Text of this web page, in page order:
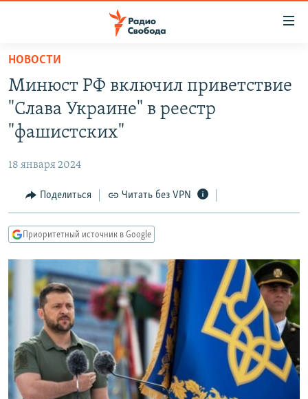
упрощенного
доступа
Вернуться
основному
Вернутся
Вернутся
поиску
ПОДКАСТЫ
АВТОРСКИЕ ПРОЕКТЫ
МНЕНИЯ
КУЛЬТУРА
КАВКАЗ.РЕАЛИИ
СЕВЕР.РЕАЛИИ
СИБИРЬ.РЕАЛИИ
РАСПИСАНИЕ ВЕЩАНИЯ
ПОДПИШИТЕСЬ НА РАССЫЛКУ
СОЦИАЛЬНЫЕ СЕТИ
НОВОСТИ
Минюст РФ включил приветствие
"Слава Украине" в реестр
"фашистских"
18 января 2024
Поделиться Читать без VPN
Приоритетный источник в Google